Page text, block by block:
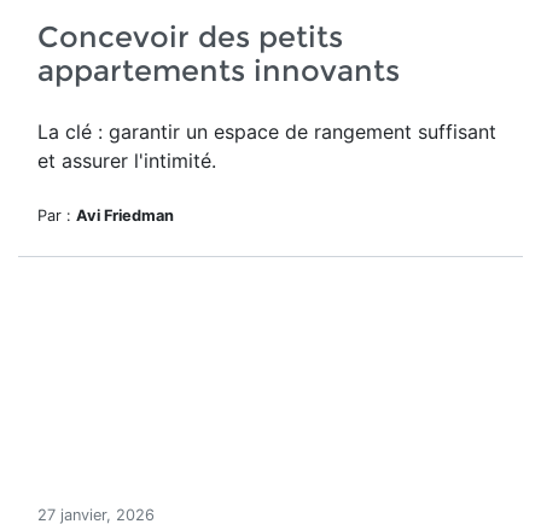
Concevoir des petits
appartements innovants
La clé : garantir un espace de rangement suffisant
et assurer l'intimité.
Par : Avi Friedman
27 janvier, 2026